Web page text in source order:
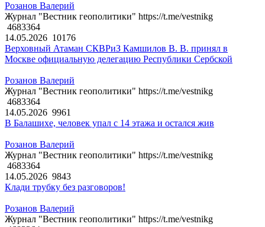
Розанов Валерий
Журнал "Вестник геополитики" https://t.me/vestnikg
4683364
14.05.2026 10176
Верховный Атаман СКВРиЗ Камшилов В. В. принял в
Москве официальную делегацию Республики Сербской
Розанов Валерий
Журнал "Вестник геополитики" https://t.me/vestnikg
4683364
14.05.2026 9961
В Балашихе, человек упал с 14 этажа и остался жив
Розанов Валерий
Журнал "Вестник геополитики" https://t.me/vestnikg
4683364
14.05.2026 9843
Клади трубку без разговоров!
Розанов Валерий
Журнал "Вестник геополитики" https://t.me/vestnikg